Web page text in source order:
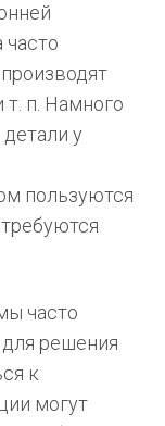
п. Намного
у
пользуются
часто
для решения
к
могут